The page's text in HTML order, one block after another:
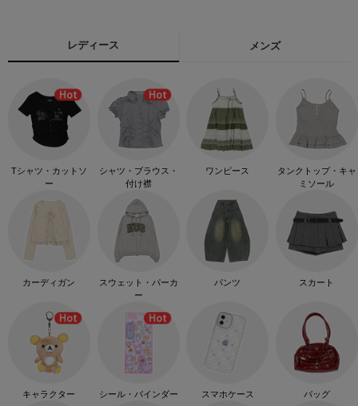
レディース メンズ
Tシャツ・カットソ
ー
シャツ・ブラウス・
付け襟
ワンピース
タンクトップ・キャ
ミソール
カーディガン
スウェット・パーカ
ー
パンツ スカート
キャラクター シール・バインダー スマホケース バッグ